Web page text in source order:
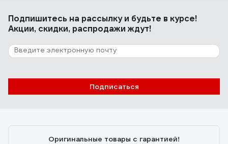
Подпишитесь на рассылкуи будьте в курсе!
Акции, скидки, распродажи ждут!
Подписаться
Оригинальные товары с гарантией!